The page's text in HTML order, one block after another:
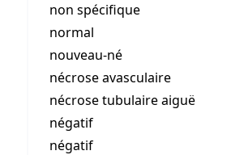
non spécifique
normal
nouveau-né
nécrose avasculaire
nécrose tubulaire aiguë
négatif
négatif